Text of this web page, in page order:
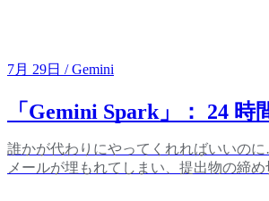
7月 29日 / Gemini
「Gemini Spark」： 24
誰かが代わりにやってくれればいいの
メールが埋もれてしまい、提出物の締